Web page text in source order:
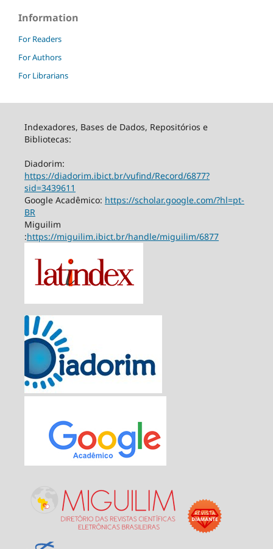
Information
For Readers
For Authors
For Librarians
Indexadores, Bases de Dados, Repositórios e
Bibliotecas:
Diadorim:
https://diadorim.ibict.br/vufind/Record/6877?
sid=3439611
Google Acadêmico: https://scholar.google.com/?hl=pt-
BR
Miguilim
:https://miguilim.ibict.br/handle/miguilim/6877